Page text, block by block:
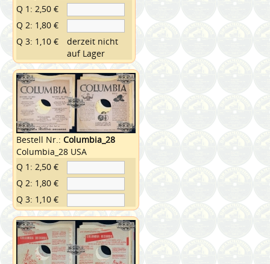
Q 1: 2,50 €
Q 2: 1,80 €
Q 3: 1,10 €
derzeit nicht
auf Lager
Bestell Nr.:Columbia_28
Columbia_28 USA
Q 1: 2,50 €
Q 2: 1,80 €
Q 3: 1,10 €